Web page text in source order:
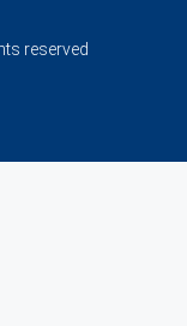
reserved